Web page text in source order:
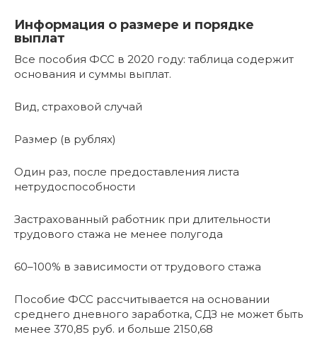
Информация о размере и порядке
выплат
Все пособия ФСС в 2020 году: таблица содержит
основания и суммы выплат.
Вид, страховой случай
Размер (в рублях)
Один раз, после предоставления листа
нетрудоспособности
Застрахованный работник при длительности
трудового стажа не менее полугода
60–100% в зависимости от трудового стажа
Пособие ФСС рассчитывается на основании
среднего дневного заработка, СДЗ не может быть
менее 370,85 руб. и больше 2150,68